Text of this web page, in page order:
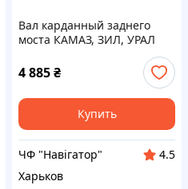
Вал карданный заднего
моста КАМАЗ, ЗИЛ, УРАЛ
4 885₴
Купить
ЧФ "Навігатор"
4.5
Харьков